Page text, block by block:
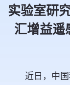
实验室研
汇增益遥
近日，中